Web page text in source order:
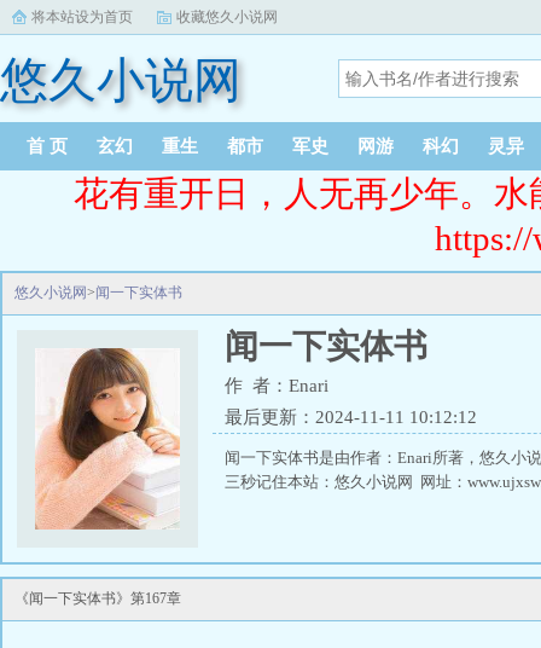
将本站设为首页 收藏悠久小说网
悠久小说网
首 页 玄幻 重生 都市 军史 网游 科幻 灵异
花有重开日，人无再少年。
悠久小说网>闻一下实体书
闻一下实体书
作 者：Enari
最后更新：2024-11-11 10:12:12
闻一下实体书是由作者：Enari所著，悠久小
三秒记住本站：悠久小说网 网址：
《闻一下实体书》第167章